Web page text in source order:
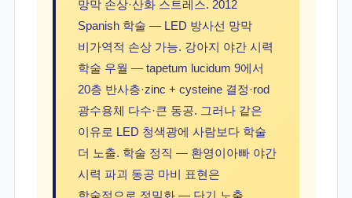
망막 손상·산화 스트레스. 2012
Spanish 학술 — LED 방사선 망막
비가역적 손상 가능. 강아지 야간 시력
학술 우월 — tapetum lucidum 9에서
20층 반사층·zinc + cysteine 결정·rod
광수용체 다수·큰 동공. 그러나 같은
이유로 LED 청색광에 사람보다 학술
더 노출. 학술 정직 — 환영이아빠 야간
시력 파괴 동공 마비 표현은
학술적으로 정밀화 — 단기 노출